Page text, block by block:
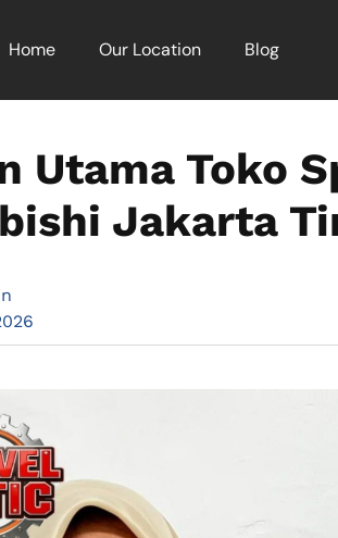
Home Our Location Blog
Utama Toko
Jakarta